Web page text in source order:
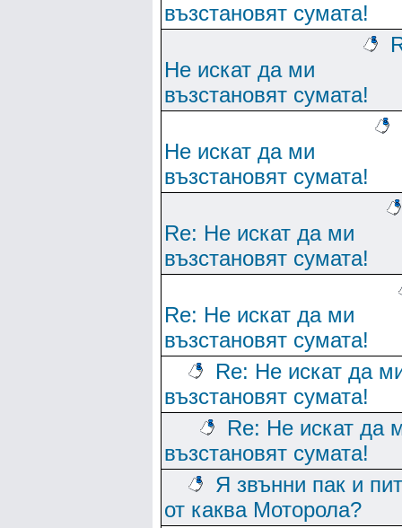
възстановят сумата!
Не искат да ми
възстановят сумата!
Не искат да ми
възстановят сумата!
Re: Не искат да ми
възстановят сумата!
Re: Не искат да ми
възстановят сумата!
Re: Не искат да
възстановят сумата!
Re: Не искат да
възстановят сумата!
Я звънни пак и
от каква Моторола?